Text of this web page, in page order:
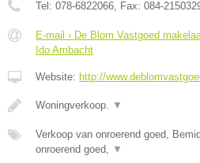
Tel: 078-6822066, Fax: 084-
E-mail › De Blom Vastgoed
Ido Ambacht
Website: http://
Woningverkoop. ▼
Verkoop van onroerend goed,
onroerend goed, ▼